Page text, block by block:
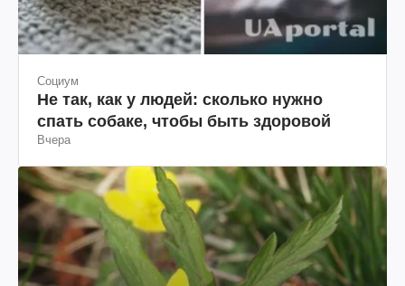
Социум
Не так, как у людей: сколько нужно
спать собаке, чтобы быть здоровой
Вчера